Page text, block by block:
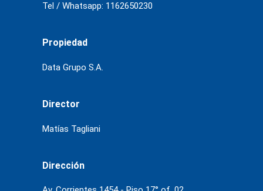
Tel / Whatsapp: 1162650230
Propiedad
Data Grupo S.A.
Director
Matías Tagliani
Dirección